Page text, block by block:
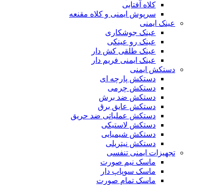
کلاه آفتابی
سرپوش ایمنی و کلاه مقنعه
عینک ایمنی
عینک جوشکاری
عینک رو عینکی
عینک طلقی کش دار
عینک ایمنی فریم دار
دستکش ایمنی
دستکش پارچه ای
دستکش چرمی
دستکش ضد برش
دستکش عایق برق
دستکش عملیاتی ضد حریق
دستکش لاستیکی
دستکش شیمیایی
دستکش نیتریلی
تجهیزات ایمنی تنفسی
ماسک نیم صورت
ماسک سوپاپ دار
ماسک تمام صورت